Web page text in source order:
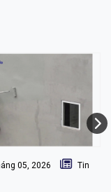
05, 2026
Tin